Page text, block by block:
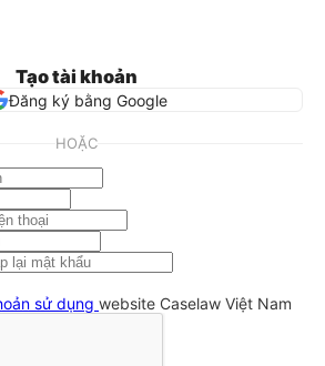
Tạo tài khoản
Đăng ký bằng Google
HOẶC
sử dụng website Caselaw Việt Nam